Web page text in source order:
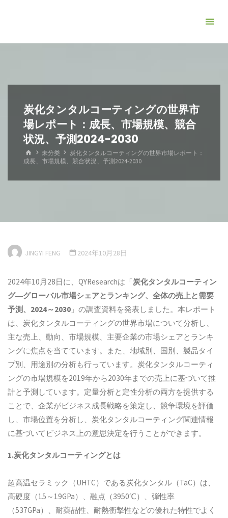
炭化タンタルコーティングの世界市
場レポート：成長、市場規模、競合
状況、予測2024-2030
ホ
ー
未分类
炭化タンタルコーティングの世界市場レポート：
成長、市場規模、競合状況、予測2024-2030
JINGYI FENG 2024年10月28日
2024年10月28日に、QYResearchは「炭化タンタルコーティン
グ―グローバル市場シェアとランキング、全体の売上と需要
予測、2024～2030 」の調査資料を発表しました。本レポート
は、炭化タンタルコーティングの世界市場について分析し、
主な売上、動向、市場規模、主要企業の市場シェアとランキ
ングに焦点を当てています。また、地域別、国別、製品タイ
プ別、用途別の分析も行っています。炭化タンタルコーティ
ングの市場規模を2019年から2030年までの売上に基づいて推
計と予測しています。定量分析と定性分析の両方を提供する
ことで、企業がビジネス成長戦略を策定し、競争環境を評価
し、市場位置を分析し、炭化タンタルコーティング関連情報
に基づいてビジネス上の意思決定を行うことができます。
1.炭化タンタルコーティングとは
超高温セラミック（UHTC）である炭化タンタル（TaC）は、
高硬度（15～19GPa）、融点（3950℃）、弾性率
（537GPa）、耐薬品性、耐熱衝撃性などの優れた特性でよく